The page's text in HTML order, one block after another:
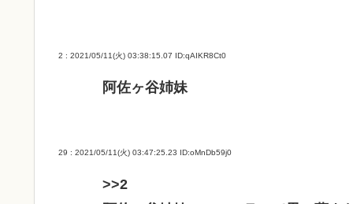
物資を搭載して熊本へ
「居眠り運転かな？」→何度も追突→
2 : 2021/05/11(火) 03:38:15.07 ID:qAIKR8Ct0
阿佐ヶ谷姉妹
29 : 2021/05/11(火) 03:47:25.23 ID:oMnDb59j0
>>2